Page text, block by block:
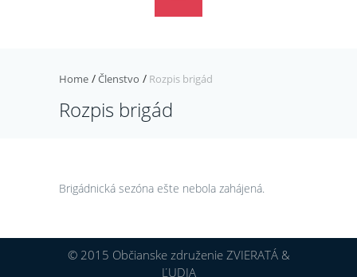
Home Členstvo Rozpis brigád
Rozpis brigád
Brigádnická sezóna ešte nebola zahájená.
© 2015 Občianske združenie ZVIERATÁ &
ĽUDIA